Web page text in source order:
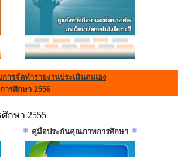
ารจัดทำรายงานประเมินตนเอง
ารศึกษา 2556
กษา 2555
คู่มือประกันคุณภาพการศึกษา